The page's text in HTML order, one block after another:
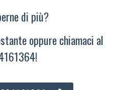
di più?
oppure chiamaci al